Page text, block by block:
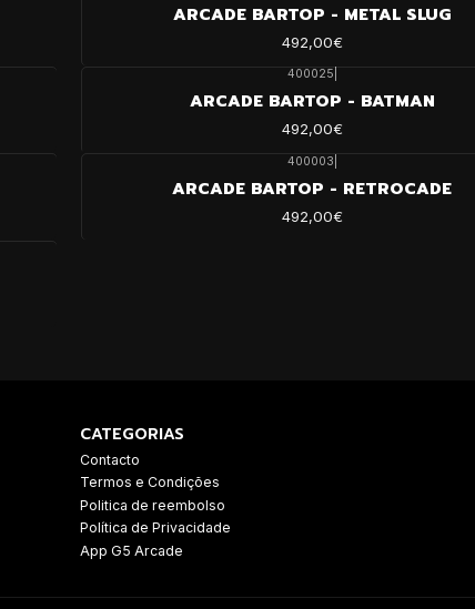
ARCADE BARTOP - METAL SLUG
492,00€
400025
ARCADE BARTOP - BATMAN
492,00€
400003
ARCADE BARTOP - RETROCADE
492,00€
CATEGORIAS
Contacto
Termos e Condições
Politica de reembolso
Política de Privacidade
App G5 Arcade